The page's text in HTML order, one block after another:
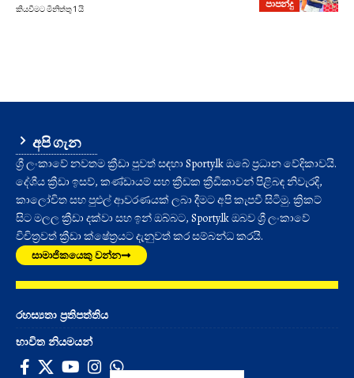
පාපන්දු
කියවීමට මිනිත්තු 1 යි
අපි ගැන
ශ්‍රී ලංකාවේ නවතම ක්‍රීඩා පුවත් සඳහා Sporty.lk ඔබේ ප්‍රධාන වේදිකාවයි.
දේශීය ක්‍රීඩා ඉසව්, කණ්ඩායම් සහ ක්‍රීඩක ක්‍රීඩිකාවන් පිළිබඳ නිවැරදි,
කාලෝචිත සහ පුළුල් ආවරණයක් ලබා දීමට අපි කැපවී සිටිමු. ක්‍රිකට්
සිට මලල ක්‍රීඩා දක්වා සහ ඉන් ඔබ්බට, Sporty.lk ඔබව ශ්‍රී ලංකාවේ
විචිත්‍රවත් ක්‍රීඩා ක්ෂේත්‍රයට දැනුවත් කර සම්බන්ධ කරයි.
සාමාජිකයෙකු වන්න
රහස්‍යතා ප්‍රතිපත්තිය
භාවිත නියමයන්